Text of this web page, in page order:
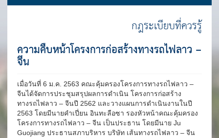
กฎระเบียบที่ควรรู้
ความคืบหน้าโครงการก่อสร้างทางรถไฟลาว –
จีน
เมื่อวันที่ 6 ม.ค. 2563 คณะคุ้มครองโครงการทางรถไฟลาว –
จีนได้จัดการประชุมสรุปผลการดำเนิน โครงการก่อสร้าง
ทางรถไฟลาว – จีนปี 2562 และวางแผนการดำเนินงานในปี
2563 โดยมีนายคำเปี่ยน อินทะลือซา รองหัวหน้าคณะคุ้มครอง
โครงการทางรถไฟลาว – จีน เป็นประธาน โดยมีนาย Ju
Guojiang ประธานสภาบริหาร บริษัท เส้นทางรถไฟลาว – จีน